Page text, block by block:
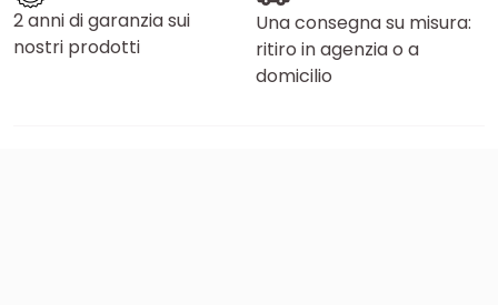
2 anni di garanzia sui
nostri prodotti
Una consegna su misura:
ritiro in agenzia o a
domicilio